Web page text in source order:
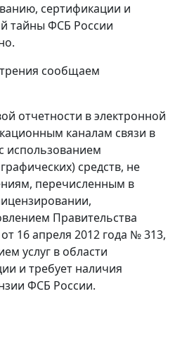
сертификации и
тайны ФСБ России
сообщаем
отчетности в электронной
каналам связи в
использованием
средств, не
перечисленным в
Правительства
16 апреля 2012 года № 313,
услуг в области
и требует наличия
ФСБ России.